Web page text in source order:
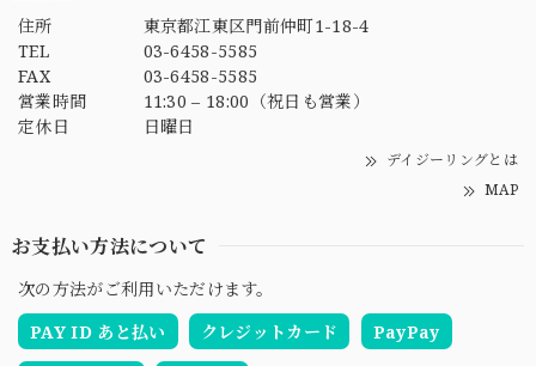
住所
東京都江東区門前仲町1-18-4
TEL
03-6458-5585
FAX
03-6458-5585
営業時間
11:30 – 18:00（祝日も営業）
定休日
日曜日
デイジーリングとは
MAP
お支払い方法について
次の方法がご利用いただけます。
PAY ID あと払い
クレジットカード PayPay